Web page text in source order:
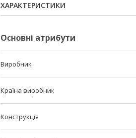
ХАРАКТЕРИСТИКИ
Основні атрибути
Виробник
Країна виробник
Конструкція